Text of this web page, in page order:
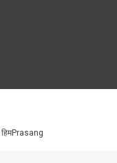
हिमPrasang